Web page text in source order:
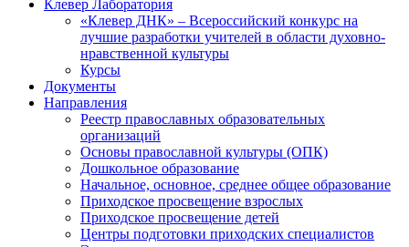
Клевер Лаборатория
«Клевер ДНК» – Всероссийский конкурс на
лучшие разработки учителей в области духовно-
нравственной культуры
Курсы
Документы
Направления
Реестр православных образовательных
организаций
Основы православной культуры (ОПК)
Дошкольное образование
Начальное, основное, среднее общее образование
Приходское просвещение взрослых
Приходское просвещение детей
Центры подготовки приходских специалистов